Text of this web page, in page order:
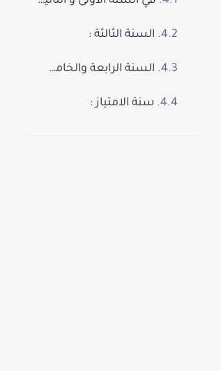
السنة الثالثة :
السنة الرابعة والخامسة :
سنة الامتياز :